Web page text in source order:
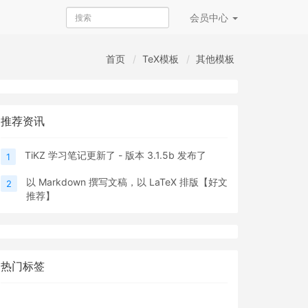
会员中心
首页 TeX模板 其他模板
推荐资讯
1 TiKZ 学习笔记更新了 - 版本 3.1.5b 发布了
2
以 Markdown 撰写文稿，以 LaTeX 排版【好文
推荐】
热门标签